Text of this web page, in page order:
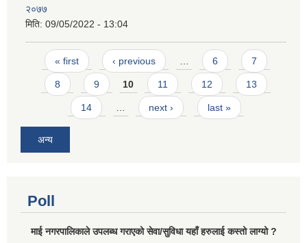
२०७७
मिति: 09/05/2022 - 13:04
Pages
« first ‹ previous … 6 7
8 9 10 11 12 13
14 … next › last »
अन्य
Poll
माई नगरपालिकाले उपलब्ध गराएको सेवा/सुविधा यहाँ हरुलाई कस्तो लाग्यो ?